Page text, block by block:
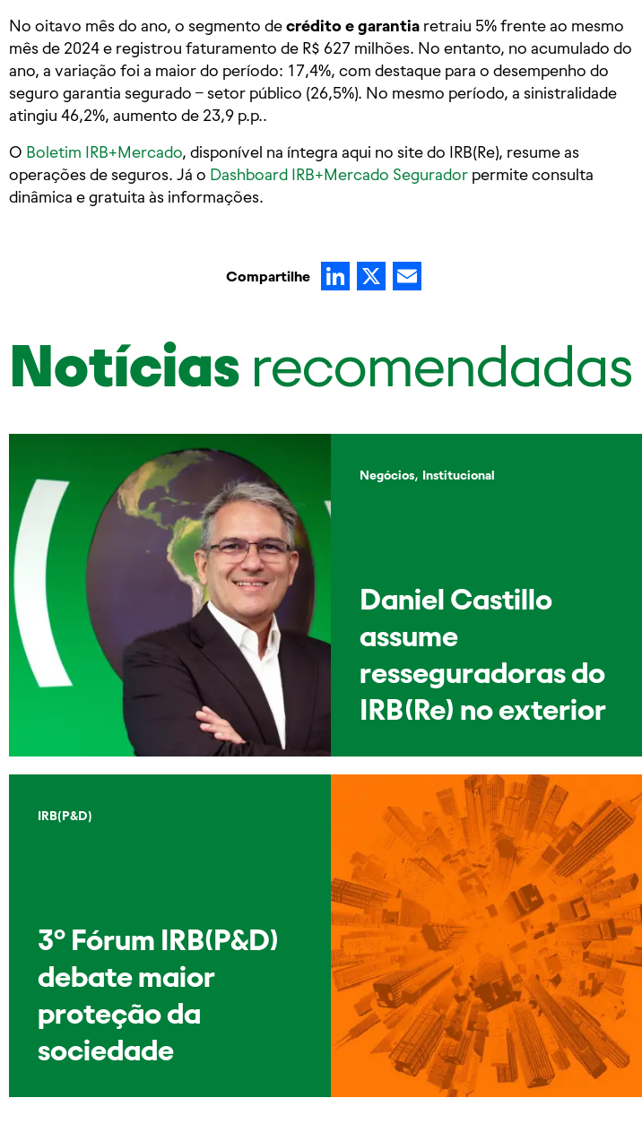
No oitavo mês do ano, o segmento decrédito e garantia retraiu 5% frente ao mesmo
mês de 2024 e registrou faturamento de R$ 627 milhões. No entanto, no acumulado do
ano, a variação foi a maior do período: 17,4%, com destaque para o desempenho do
seguro garantia segurado – setor público (26,5%). No mesmo período, a sinistralidade
atingiu 46,2%, aumento de 23,9 p.p..
O Boletim IRB+Mercado, disponível na íntegra aqui no site do IRB(Re), resume as
operações de seguros. Já o Dashboard IRB+Mercado Segurador permite consulta
dinâmica e gratuita às informações.
Compartilhe LinkedIn
X
Notícias recomendadas
Negócios, Institucional
Daniel Castillo
assume
resseguradoras do
IRB(Re) no exterior
IRB(P&D)
3º Fórum IRB(P&D)
debate maior
proteção da
sociedade